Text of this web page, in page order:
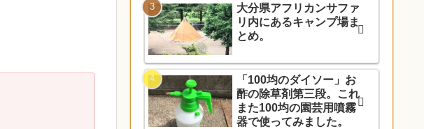
大分県アフリカンサファ
リ内にあるキャンプ場ま
とめ。
「100均のダイソー」お
酢の除草剤第三段。これ
また100均の園芸用噴霧
器で使ってみました。